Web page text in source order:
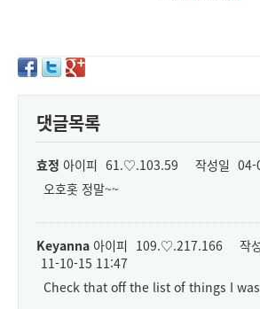
댓글목록
효정 아이피 61.♡.103.59 작성일 04-
오호홋 정말~~
Keyanna 아이피 109.♡.217.166
작
11-10-15 11:47
Check that off the list of things I